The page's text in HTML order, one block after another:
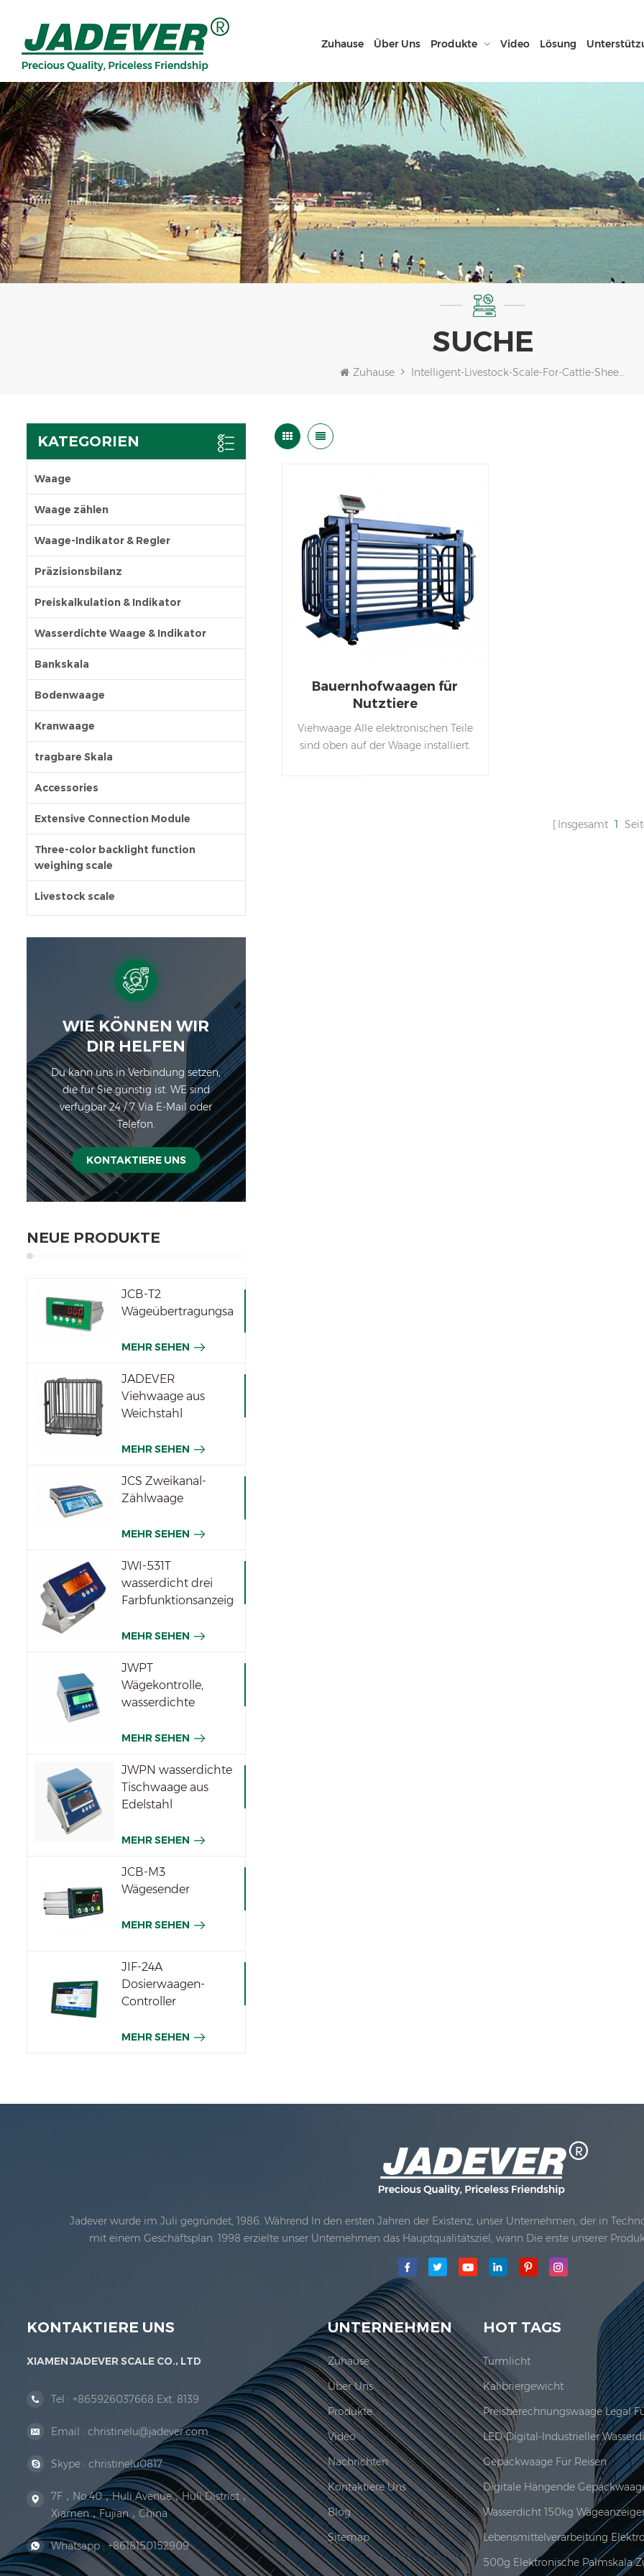
Zuhause Über Uns Produkte Video Lösung
SUCHE
Zuhause Intelligent-Livestock-Scale-For-Cattle-Sheep-Goats-Or-Pigs
KATEGORIEN
Waage
Waage zählen
Waage-Indikator & Regler
Präzisionsbilanz
Preiskalkulation & Indikator
Wasserdichte Waage & Indikator
Bankskala
Bodenwaage
Kranwaage
tragbare Skala
Accessories
Extensive Connection Module
Three-color backlight function
weighing scale
Livestock scale
WIE KÖNNEN WIR
DIR HELFEN
Du kann uns in Verbindung setzen,
die für Sie günstig ist. WE sind
verfügbar 24 / 7 Via E-Mail oder
Telefon.
KONTAKTIERE UNS
NEUE PRODUKTE
JCB-T2
Wägeübertragungsanzeige
MEHR SEHEN
JADEVER
Viehwaage aus
Weichstahl
MEHR SEHEN
JCS Zweikanal-
Zählwaage
MEHR SEHEN
JWI-531T
wasserdicht drei
Farbfunktionsanzeigen
MEHR SEHEN
JWPT
Wägekontrolle,
wasserdichte
Industrie
MEHR SEHEN
JWPN wasserdichte
Tischwaage aus
Edelstahl
MEHR SEHEN
JCB-M3
Wägesender
MEHR SEHEN
JIF-24A
Dosierwaagen-
Controller
MEHR SEHEN
Bauernhofwaagen für
Nutztiere
Viehwaage Alle elektronischen Teile
sind oben auf der Waage installiert.
Insgesamt 1
Jadever wurde im Juli gegründet, 1986. Während In den ersten Jahren der Existenz, unser Unternehmen, der in
mit einem Geschäftsplan. 1998 erzielte unser Unternehmen das Hauptqualitätsziel, wann Die erste unserer
Organisation der Rechtsorganisation. 1999 Xiamen Jadever Skala Co., Ltd.war etabliert; Der
Jadever erwor...
KONTAKTIERE UNS
XIAMEN JADEVER SCALE CO., LTD
Tel : +865926037668 Ext. 8139
Email : christinelu@jadever.com
Skype : christinelu0817
7F，No.40，Huli Avenue，Huli District，
Xiamen，Fujian，China
Whatsapp :+8618150152909
UNTERNEHMEN
Zuhause
Über Uns
Produkte
Video
Nachrichten
Kontaktiere Uns
Blog
Sitemap
HOT TAGS
Turmlicht
Kalibriergewicht
Gepäckwaage Für Reisen
Digitale Hängende
Wasserdicht 150kg